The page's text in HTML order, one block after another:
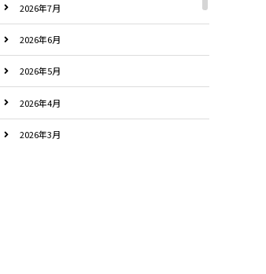
2026年7月
2026年6月
2026年5月
2026年4月
2026年3月